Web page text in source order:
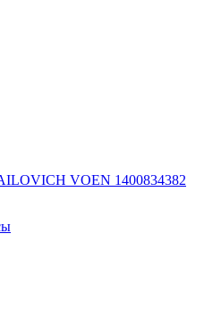
VOEN 1400834382